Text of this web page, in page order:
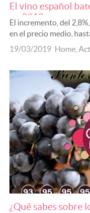
El vino español
en 2018
El incremento, del
en el precio medio,
19/03/2019 Home ,
¿Qué sabes sobre